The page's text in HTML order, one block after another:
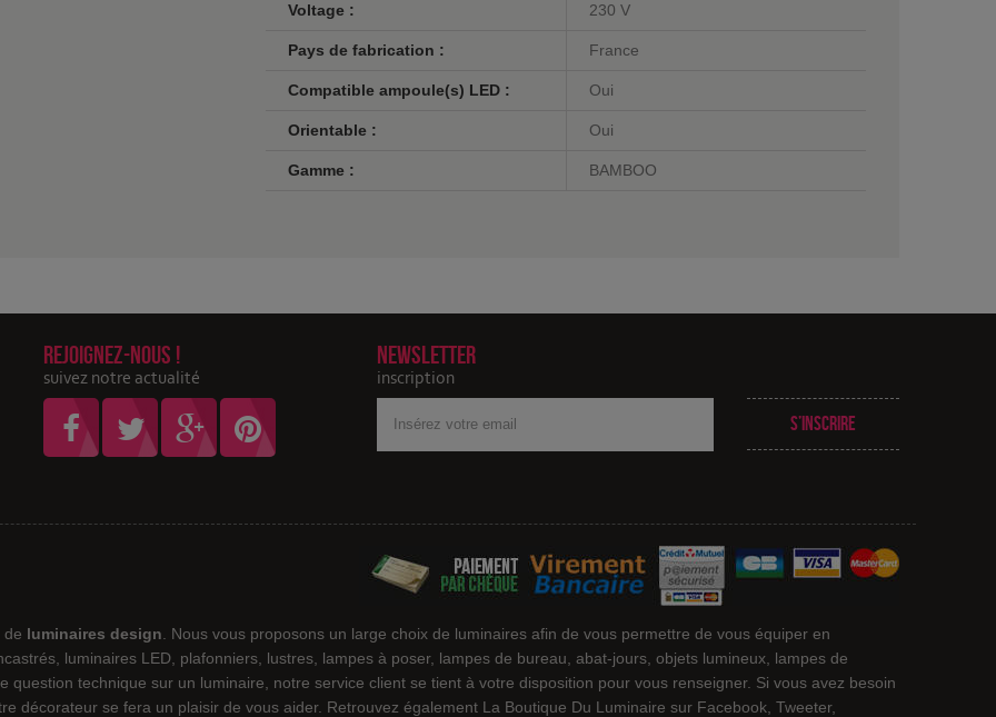
Voltage : 230 V
Pays de fabrication : France
Compatible ampoule(s) LED : Oui
Orientable : Oui
Gamme : BAMBOO
Rejoignez-nous !
suivez notre actualité
Newsletter
inscription
adresse
S’inscrire
de luminaires design . Nous vous proposons un large choix de luminaires afin de vous permettre de vous équiper en
luminaires LED, plafonniers, lustres, lampes à poser, lampes de bureau, abat-jours, objets lumineux, lampes de
question technique sur un luminaire, notre service client se tient à votre disposition pour vous renseigner. Si vous avez besoin
décorateur se fera un plaisir de vous aider. Retrouvez également La Boutique Du Luminaire sur Facebook, Tweeter,